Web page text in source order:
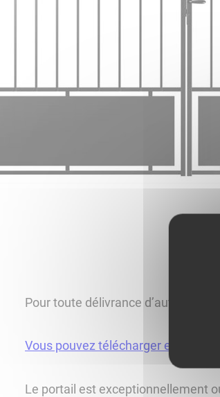
Pour toute délivrance
Vous pouvez télécharger et
Le portail est exceptionnellement